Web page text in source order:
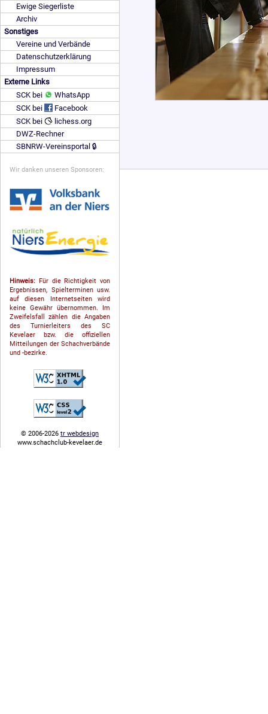
Ewige Siegerliste
Archiv
Sonstiges
Vereine und Verbände
Datenschutzerklärung
Impressum
Externe Links
SCK bei
WhatsApp
SCK bei
Facebook
SCK bei
lichess.org
DWZ-Rechner
SBNRW-Vereinsportal 🔒
Wir danken unseren Sponsoren:
Hinweis: Für die Richtigkeit von
Ergebnissen, Spielterminen usw.
auf diesen Internetseiten wird
keine Gewähr übernommen. Im
Zweifelsfall zählen die Angaben
des Turnierleiters des SC
Kevelaer bzw. die offiziellen
Mitteilungen der Schach­ver­bände
und -bezirke.
© 2006-2026 tr webdesign
www.schachclub-kevelaer.de